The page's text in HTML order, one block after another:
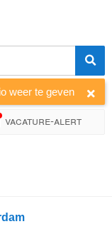
weer te geven
Vacature-alert